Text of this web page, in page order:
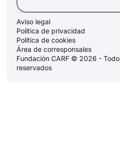
Aviso legal
Política de privacidad
Política de cookies
Área de corresponsales
Fundación CARF © 2026 -
reservados